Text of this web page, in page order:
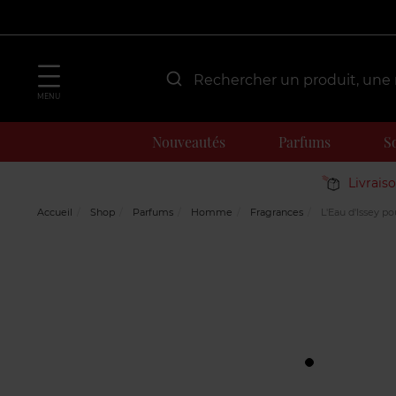
MENU
Nouveautés Parfums
Accueil Shop Parfums Homme Fragrances L'Eau d'Issey